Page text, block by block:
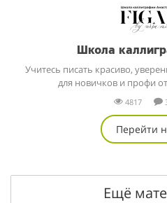
Школа
Учитесь писать красиво,
для новичков и профи
4817
Перейти
Ещё